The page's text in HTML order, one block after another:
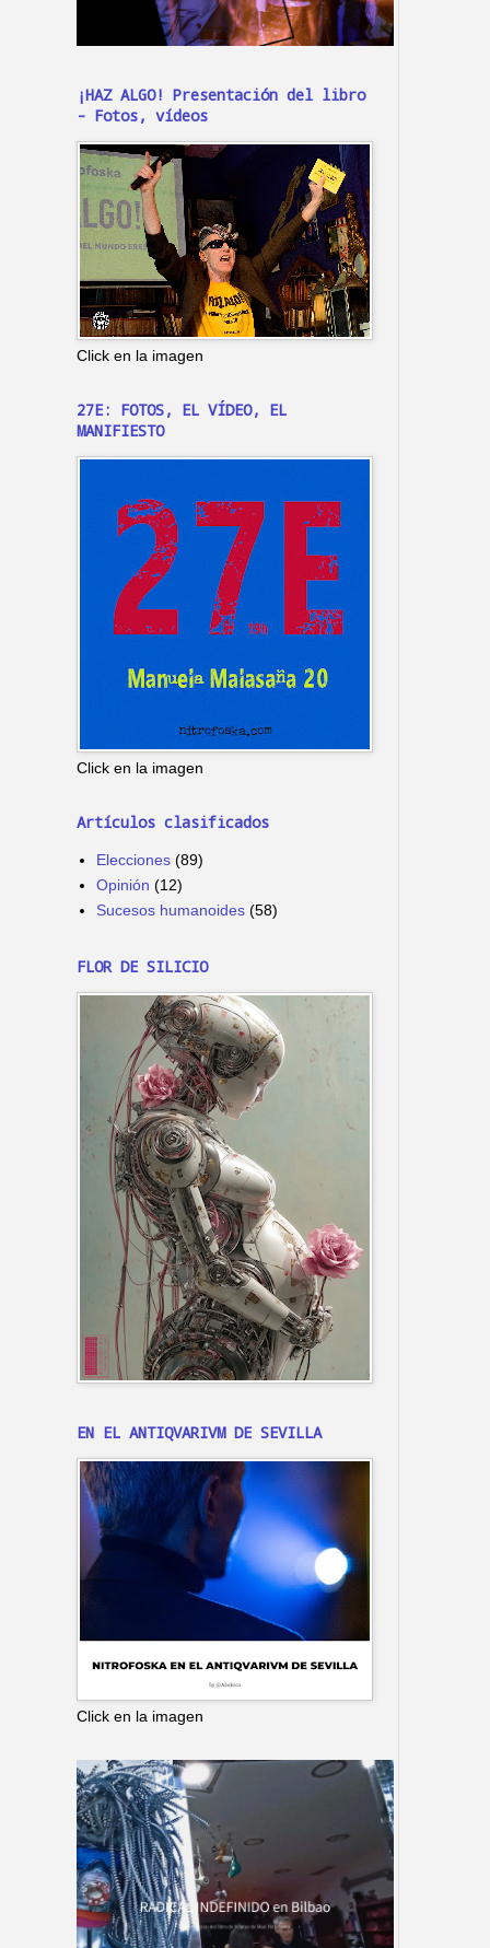
¡HAZ ALGO! Presentación del libro
- Fotos, vídeos
Click en la imagen
27E: FOTOS, EL VÍDEO, EL
MANIFIESTO
Click en la imagen
Artículos clasificados
Elecciones (89)
Opinión (12)
Sucesos humanoides (58)
FLOR DE SILICIO
EN EL ANTIQVARIVM DE SEVILLA
Click en la imagen